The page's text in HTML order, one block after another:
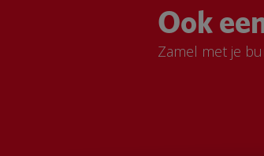
Ook
Zamel met je